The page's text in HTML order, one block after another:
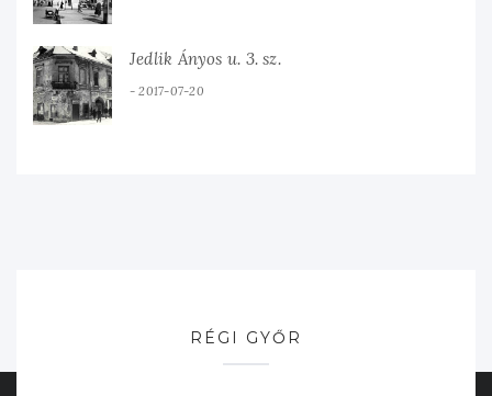
Jedlik Ányos u. 3. sz.
2017-07-20
RÉGI GYŐR